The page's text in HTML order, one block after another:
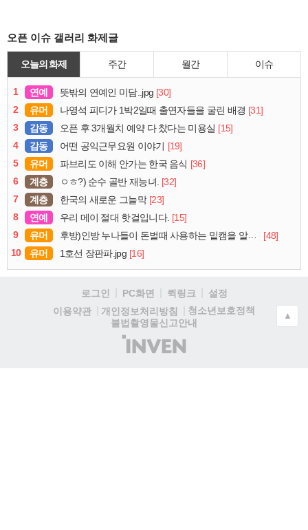
오픈 이슈 갤러리 화제글
오늘의 화제 주간 월간 이슈
1 연예 뜻밖의 연예인 미담..jpg [30]
2
유머 나영석 피디가 1박2일때 출연자들을 굴린 배경 [31]
3
감동 오픈 후 3개월치 예약 다 찼다는 미용실 [15]
4
감동 어떤 공익근무요원 이야기 [19]
5
유머 파브리도 이해 안가는 한국 음식 [36]
6
계층 ㅇㅎ?) 순수 골반 재능녀. [32]
7
계층 한국의 새로운 그늘막 [23]
8
연예 우리 메이 절대 핫걸입니다. [15]
9
유머 후방)인방 누나들이 돈벌때 사용하는 밑캠을 알아보자
[48]
10
유머 1호선 장판파.jpg [16]
로그인 PC화면 퀵링크
설정
이용약관
개인정보처리방침
청소년보호정책
불법촬영물신고안내
(주)
인
▲